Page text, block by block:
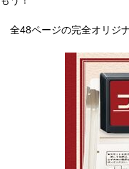
全48ページの完全オリジ